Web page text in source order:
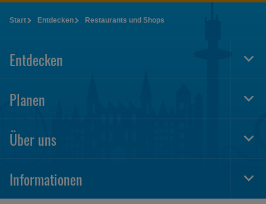
Start Entdecken Restaurants und Shops
Entdecken
Planen
Über uns
Informationen